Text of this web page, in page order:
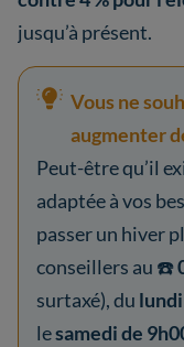
jusqu’à présent.
Vous ne
augmenter
Peut-être qu’il
adaptée à vos
passer un hiver
conseillers au ☎️
surtaxé), du
lesamedi de